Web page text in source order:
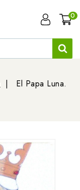
0
El Papa Luna.